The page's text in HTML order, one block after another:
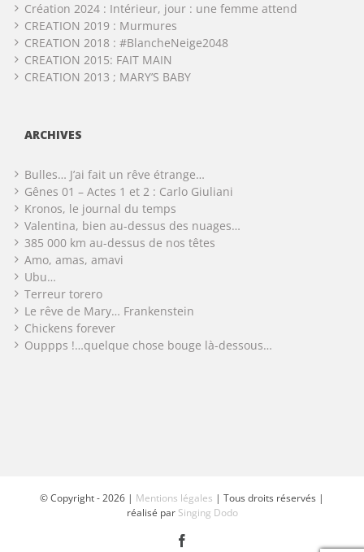
Création 2024 : Intérieur, jour : une femme attend
CREATION 2019 : Murmures
CREATION 2018 : #BlancheNeige2048
CREATION 2015: FAIT MAIN
CREATION 2013 ; MARY’S BABY
ARCHIVES
Bulles… J’ai fait un rêve étrange…
Gênes 01 – Actes 1 et 2 : Carlo Giuliani
Kronos, le journal du temps
Valentina, bien au-dessus des nuages…
385 000 km au-dessus de nos têtes
Amo, amas, amavi
Ubu…
Terreur torero
Le rêve de Mary… Frankenstein
Chickens forever
Ouppps !…quelque chose bouge là-dessous…
© Copyright -2026 | Mentions légales | Tous droits réservés |
réalisé par Singing Dodo